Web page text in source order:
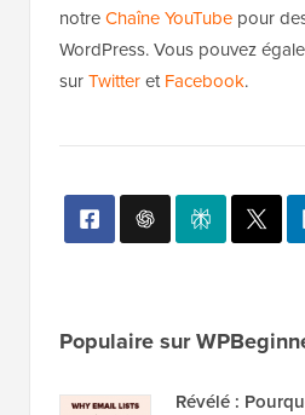
notreChaîne YouTube pour
WordPress. Vous pouvez
surTwitteretFacebook.
Populaire sur
Révélé :